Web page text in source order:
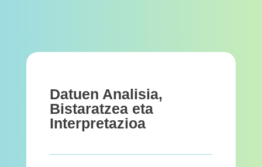
Datuen Analisia,
Bistaratzea eta
Interpretazioa